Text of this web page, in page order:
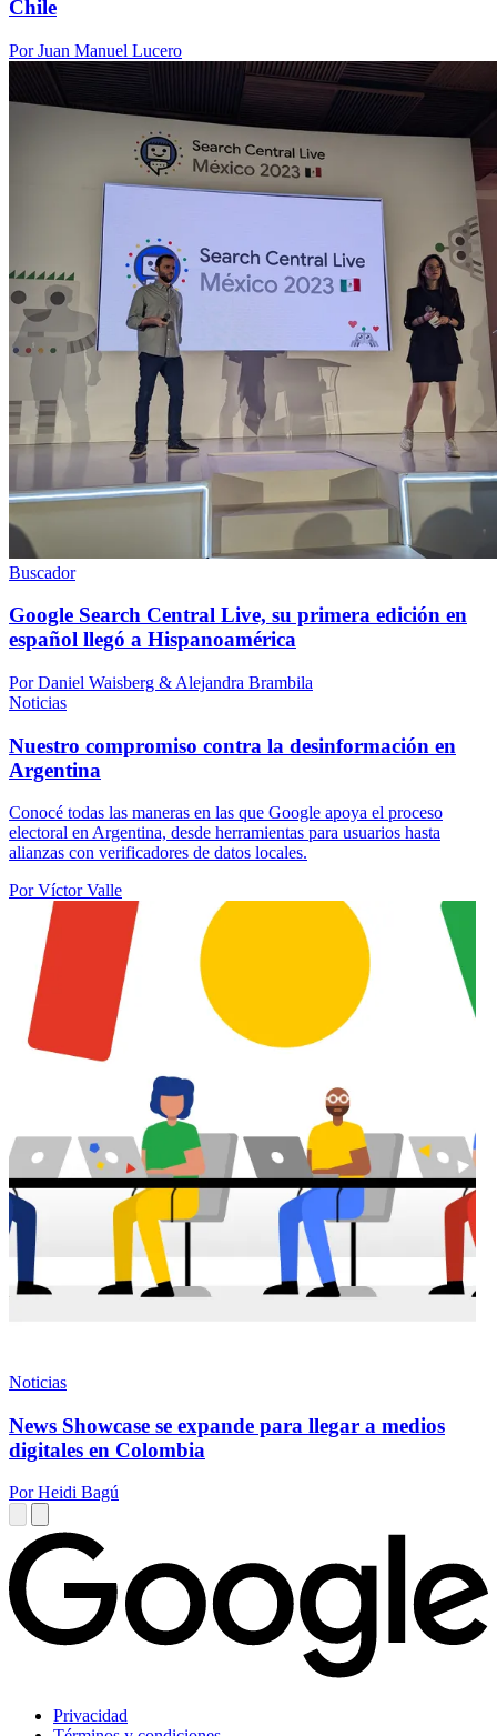
Chile
Por Juan Manuel Lucero
Buscador
Google Search Central Live, su primera edición en
español llegó a Hispanoamérica
Por Daniel Waisberg & Alejandra Brambila
Noticias
Nuestro compromiso contra la desinformación en
Argentina
Conocé todas las maneras en las que Google apoya el proceso
electoral en Argentina, desde herramientas para usuarios hasta
alianzas con verificadores de datos locales.
Por Víctor Valle
Noticias
News Showcase se expande para llegar a medios
digitales en Colombia
Por Heidi Bagú
Privacidad